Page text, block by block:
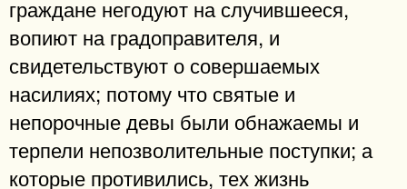
граждане негодуют на случившееся,
вопиют на градоправителя, и
свидетельствуют о совершаемых
насилиях; потому что святые и
непорочные девы были обнажаемы и
терпели непозволительные поступки; а
которые противились, тех жизнь